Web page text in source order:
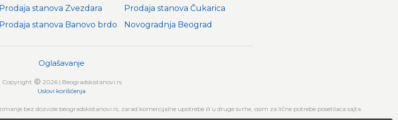
Prodaja stanova Zvezdara
Prodaja stanova Banovo brdo
Prodaja stanova Čukarica
Novogradnja Beograd
Oglašavanje
Copyright
2026 | Beogradskistanovi.rs
Uslovi korišćenja
bez dozvole beogradskistanovi.rs, zarad komercijalne upotrebe ili u druge svrhe, osim za lične potrebe posetilaca sajta.